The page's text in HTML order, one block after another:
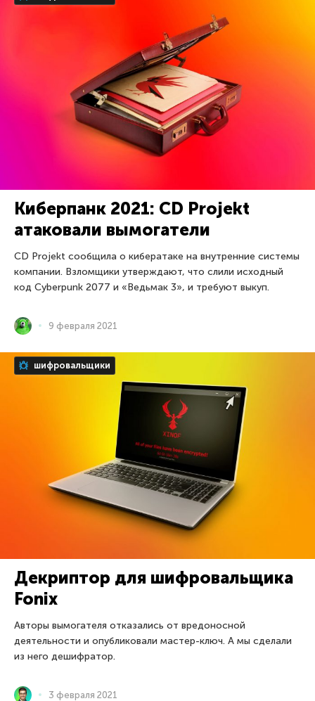
Киберпанк 2021: CD Projekt
атаковали вымогатели
CD Projekt сообщила о кибератаке на внутренние системы
компании. Взломщики утверждают, что слили исходный
код Cyberpunk 2077 и «Ведьмак 3», и требуют выкуп.
9 февраля 2021
шифровальщики
Декриптор для шифровальщика
Fonix
Авторы вымогателя отказались от вредоносной
деятельности и опубликовали мастер-ключ. А мы сделали
из него дешифратор.
3 февраля 2021